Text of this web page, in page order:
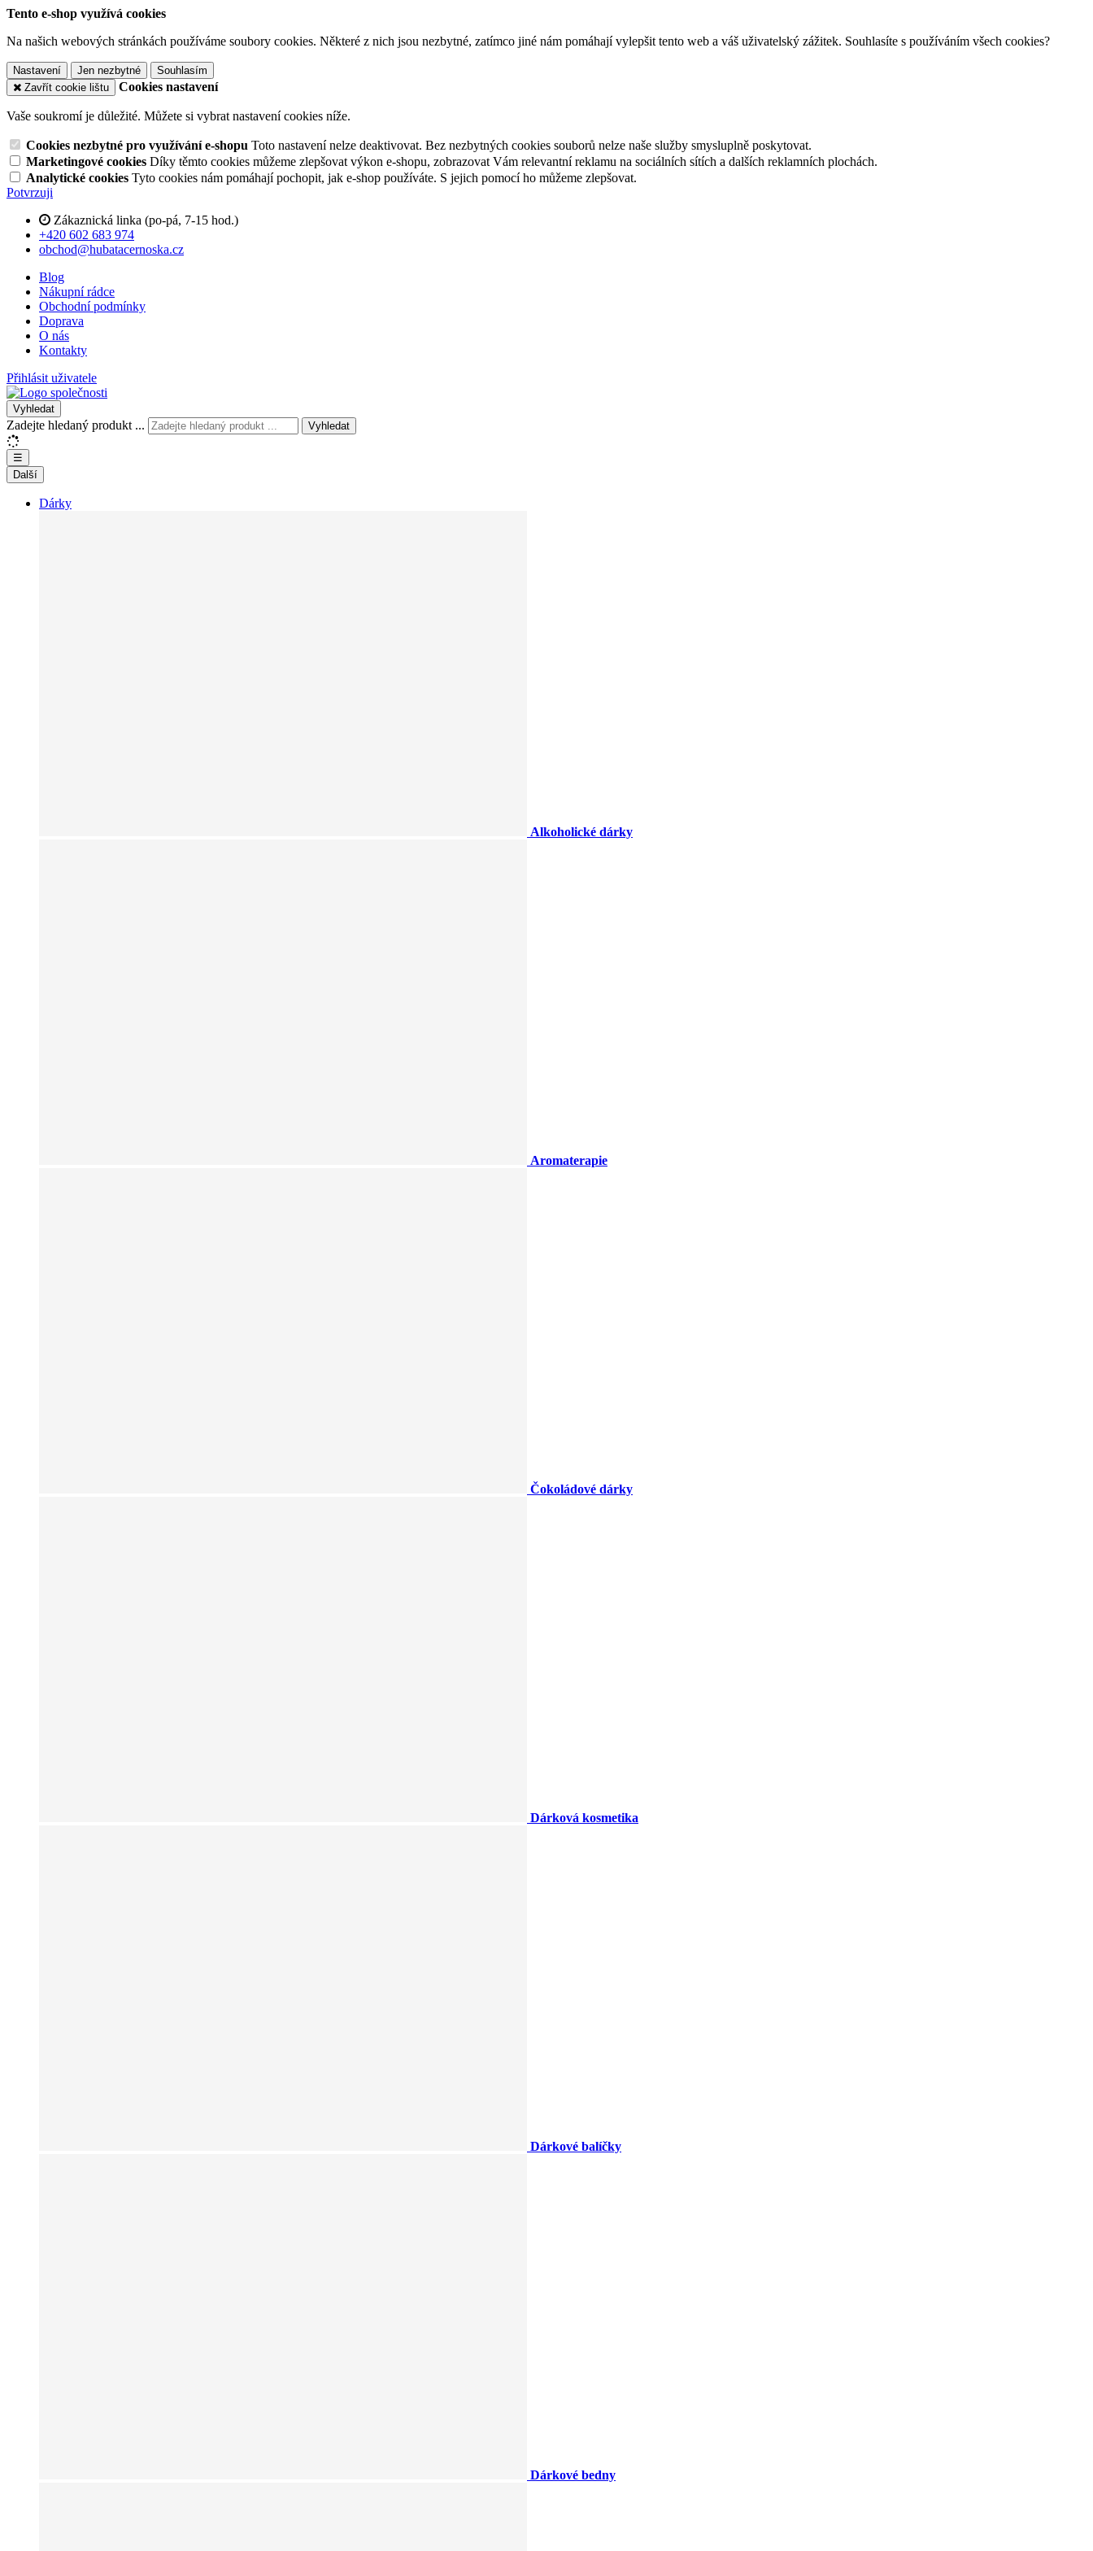
Tento e-shop využívá cookies
Na našich webových stránkách používáme soubory cookies. Některé z nich jsou nezbytné, zatímco jiné nám pomáhají vylepšit tento web a váš uživatelský zážitek. Souhlasíte s používáním všech cookies?
Nastavení Jen nezbytné
Souhlasím
Zavřít cookie lištu
Cookies nastavení
Vaše soukromí je důležité. Můžete si vybrat nastavení cookies níže.
Cookies nezbytné pro využívání e-shopu Toto nastavení nelze deaktivovat. Bez nezbytných cookies souborů nelze naše služby smysluplně poskytovat.
Marketingové cookies Díky těmto cookies můžeme zlepšovat výkon e-shopu, zobrazovat Vám relevantní reklamu na sociálních sítích a dalších reklamních plochách.
Analytické cookies Tyto cookies nám pomáhají pochopit, jak e-shop používáte. S jejich pomocí ho můžeme zlepšovat.
Potvrzuji
Zákaznická linka (po-pá, 7-15 hod.)
+420 602 683 974
obchod@hubatacernoska.cz
Blog
Nákupní rádce
Obchodní podmínky
Doprava
O nás
Kontakty
Přihlásit uživatele
Vyhledat
Zadejte hledaný produkt ... Vyhledat
☰
Další
Dárky
Alkoholické dárky
Aromaterapie
Čokoládové dárky
Dárková kosmetika
Dárkové balíčky
Dárkové bedny